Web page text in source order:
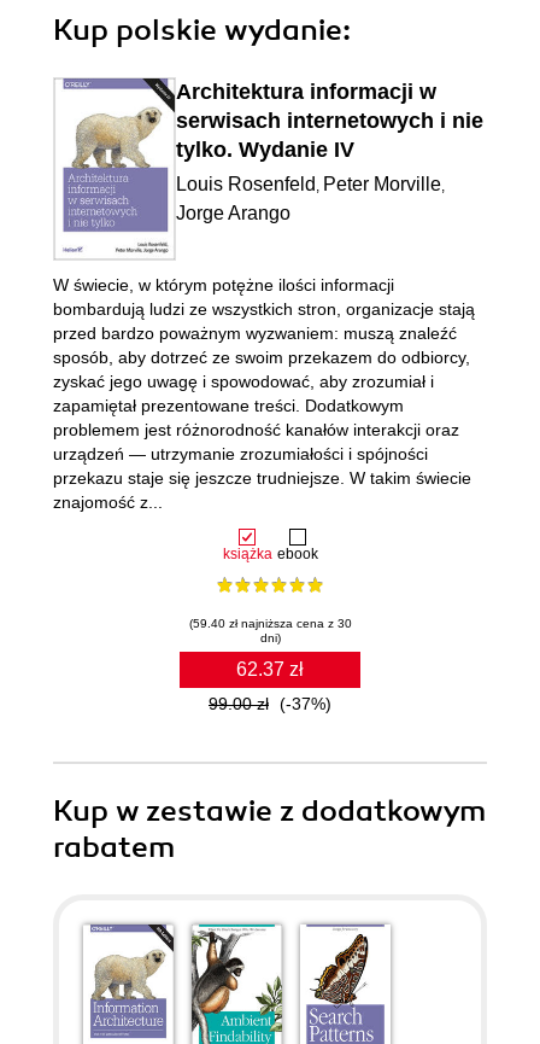
Kup polskie wydanie:
Architektura informacji w
serwisach internetowych i nie
tylko. Wydanie IV
Louis Rosenfeld , Peter Morville,
Jorge Arango
książka ebook
(59.40 zł najniższa cena z 30
dni)
62.37 zł
99.00 zł (-37%)
W świecie, w którym potężne ilości informacji
bombardują ludzi ze wszystkich stron, organizacje stają
przed bardzo poważnym wyzwaniem: muszą znaleźć
sposób, aby dotrzeć ze swoim przekazem do odbiorcy,
zyskać jego uwagę i spowodować, aby zrozumiał i
zapamiętał prezentowane treści. Dodatkowym
problemem jest różnorodność kanałów interakcji oraz
urządzeń — utrzymanie zrozumiałości i spójności
przekazu staje się jeszcze trudniejsze. W takim świecie
znajomość z...
Kup w zestawie z dodatkowym
rabatem